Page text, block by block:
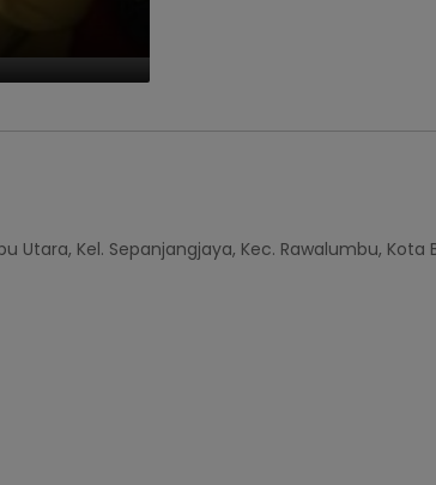
Utara, Kel. Sepanjangjaya, Kec. Rawalumbu, Kota